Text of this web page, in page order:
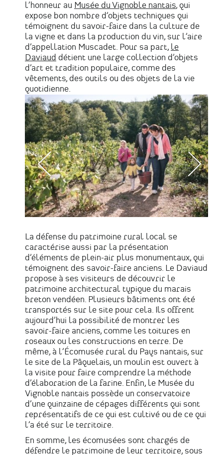
l’honneur au Musée du Vignoble nantais, qui
expose bon nombre d’objets techniques qui
témoignent du savoir-faire dans la culture de
la vigne et dans la production du vin, sur l’aire
d’appellation Muscadet. Pour sa part, le
Daviaud détient une large collection d’objets
d’art et tradition populaire, comme des
vêtements, des outils ou des objets de la vie
quotidienne.
La défense du patrimoine rural local se
caractérise aussi par la présentation
d’éléments de plein-air plus monumentaux, qui
témoignent des savoir-faire anciens. Le Daviaud
propose à ses visiteurs de découvrir le
patrimoine architectural typique du marais
breton vendéen. Plusieurs bâtiments ont été
transportés sur le site pour cela. Ils offrent
aujourd’hui la possibilité de montrer les
savoir-faire anciens, comme les toitures en
roseaux ou les constructions en terre. De
même, à l’Écomusée rural du Pays nantais, sur
le site de la Pâquelais, un moulin est ouvert à
la visite pour faire comprendre la méthode
d’élaboration de la farine. Enfin, le Musée du
Vignoble nantais possède un conservatoire
d’une quinzaine de cépages différents qui sont
représentatifs de ce qui est cultivé ou de ce qui
l’a été sur le territoire.
En somme, les écomusées sont chargés de
défendre le patrimoine de leur territoire, sous